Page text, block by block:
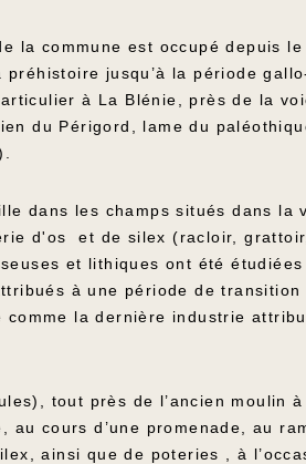
la commune est occupé depuis
jusqu’à la période
à La Blénie, près de la
du Périgord, lame du
dans les champs situés dans la
d'os et de silex (racloir,
et lithiques ont été
à une période de
la dernière industrie
tout près de l’ancien moulin
cours d’une promenade, au
ainsi que de poteries , à